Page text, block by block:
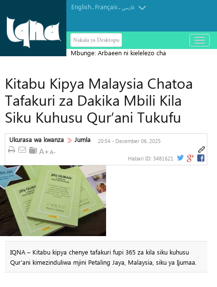
English. Français.فارسی
Nakala ya Desktopu
باز
و
Mbunge: Arbaeen ni kielelezo cha
Kitabu Kipya Malaysia Chatoa
Tafakuri za Dakika Mbili Kila
Siku Kuhusu Qur’ani Tukufu
Ukurasa wa kwanza Jumla 20:54 - December 06, 2025
Habari ID: 3481621
IQNA – Kitabu kipya chenye tafakuri fupi 365 za kila siku kuhusu
Qur’ani kimezinduliwa mjini Petaling Jaya, Malaysia, siku ya Ijumaa.